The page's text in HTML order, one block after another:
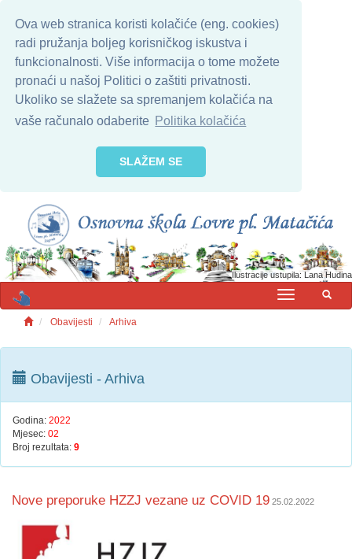
Ova web stranica koristi kolačiće (eng. cookies)
radi pružanja boljeg korisničkog iskustva i
funkcionalnosti. Više informacija o tome možete
pronaći u našoj Politici o zaštiti privatnosti.
Ukoliko se slažete sa spremanjem kolačića na
vaše računalo odaberite Politika kolačića
SLAŽEM SE
Ilustracije ustupila: Lana Hudina
MENU
Obavijesti Arhiva
Obavijesti - Arhiva
Godina: 2022
Mjesec: 02
Broj rezultata: 9
Nove preporuke HZZJ vezane uz COVID 19 25.02.2022